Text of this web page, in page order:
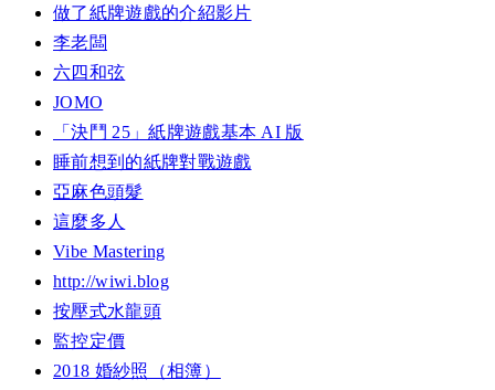
做了紙牌遊戲的介紹影片
李老闆
六四和弦
JOMO
「決鬥 25」紙牌遊戲基本 AI 版
睡前想到的紙牌對戰遊戲
亞麻色頭髮
這麼多人
Vibe Mastering
http://wiwi.blog
按壓式水龍頭
監控定價
2018 婚紗照（相簿）